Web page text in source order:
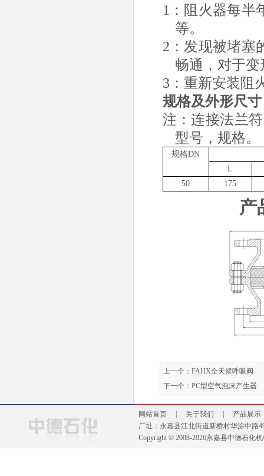
1 ：阻火器每
等。
2 ：发现被堵
畅通，对于
3 ：重新安装阻
规格及外形尺寸
注：连接法兰
型号，规格。
规格DN
L
50
175
产
上一个： FAHX全天候呼吸阀
下一个： PC型空气泡沫产生器
网站首页 关于我们 产品展示
厂址：永嘉县江北街道新桥村华涂中路
Copyright © 2008-2026永嘉县中德石化